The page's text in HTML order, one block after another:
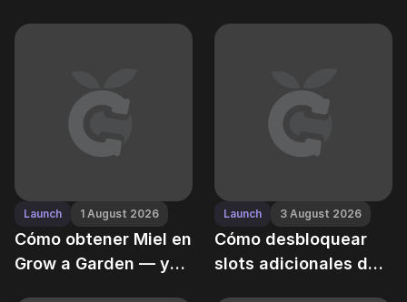
Robux
otoño en Grow a
Launch 1 August 2026
Cómo obtener Miel en
Grow a Garden — y
Launch 3 August 2026
Cómo desbloquear
slots adicionales de